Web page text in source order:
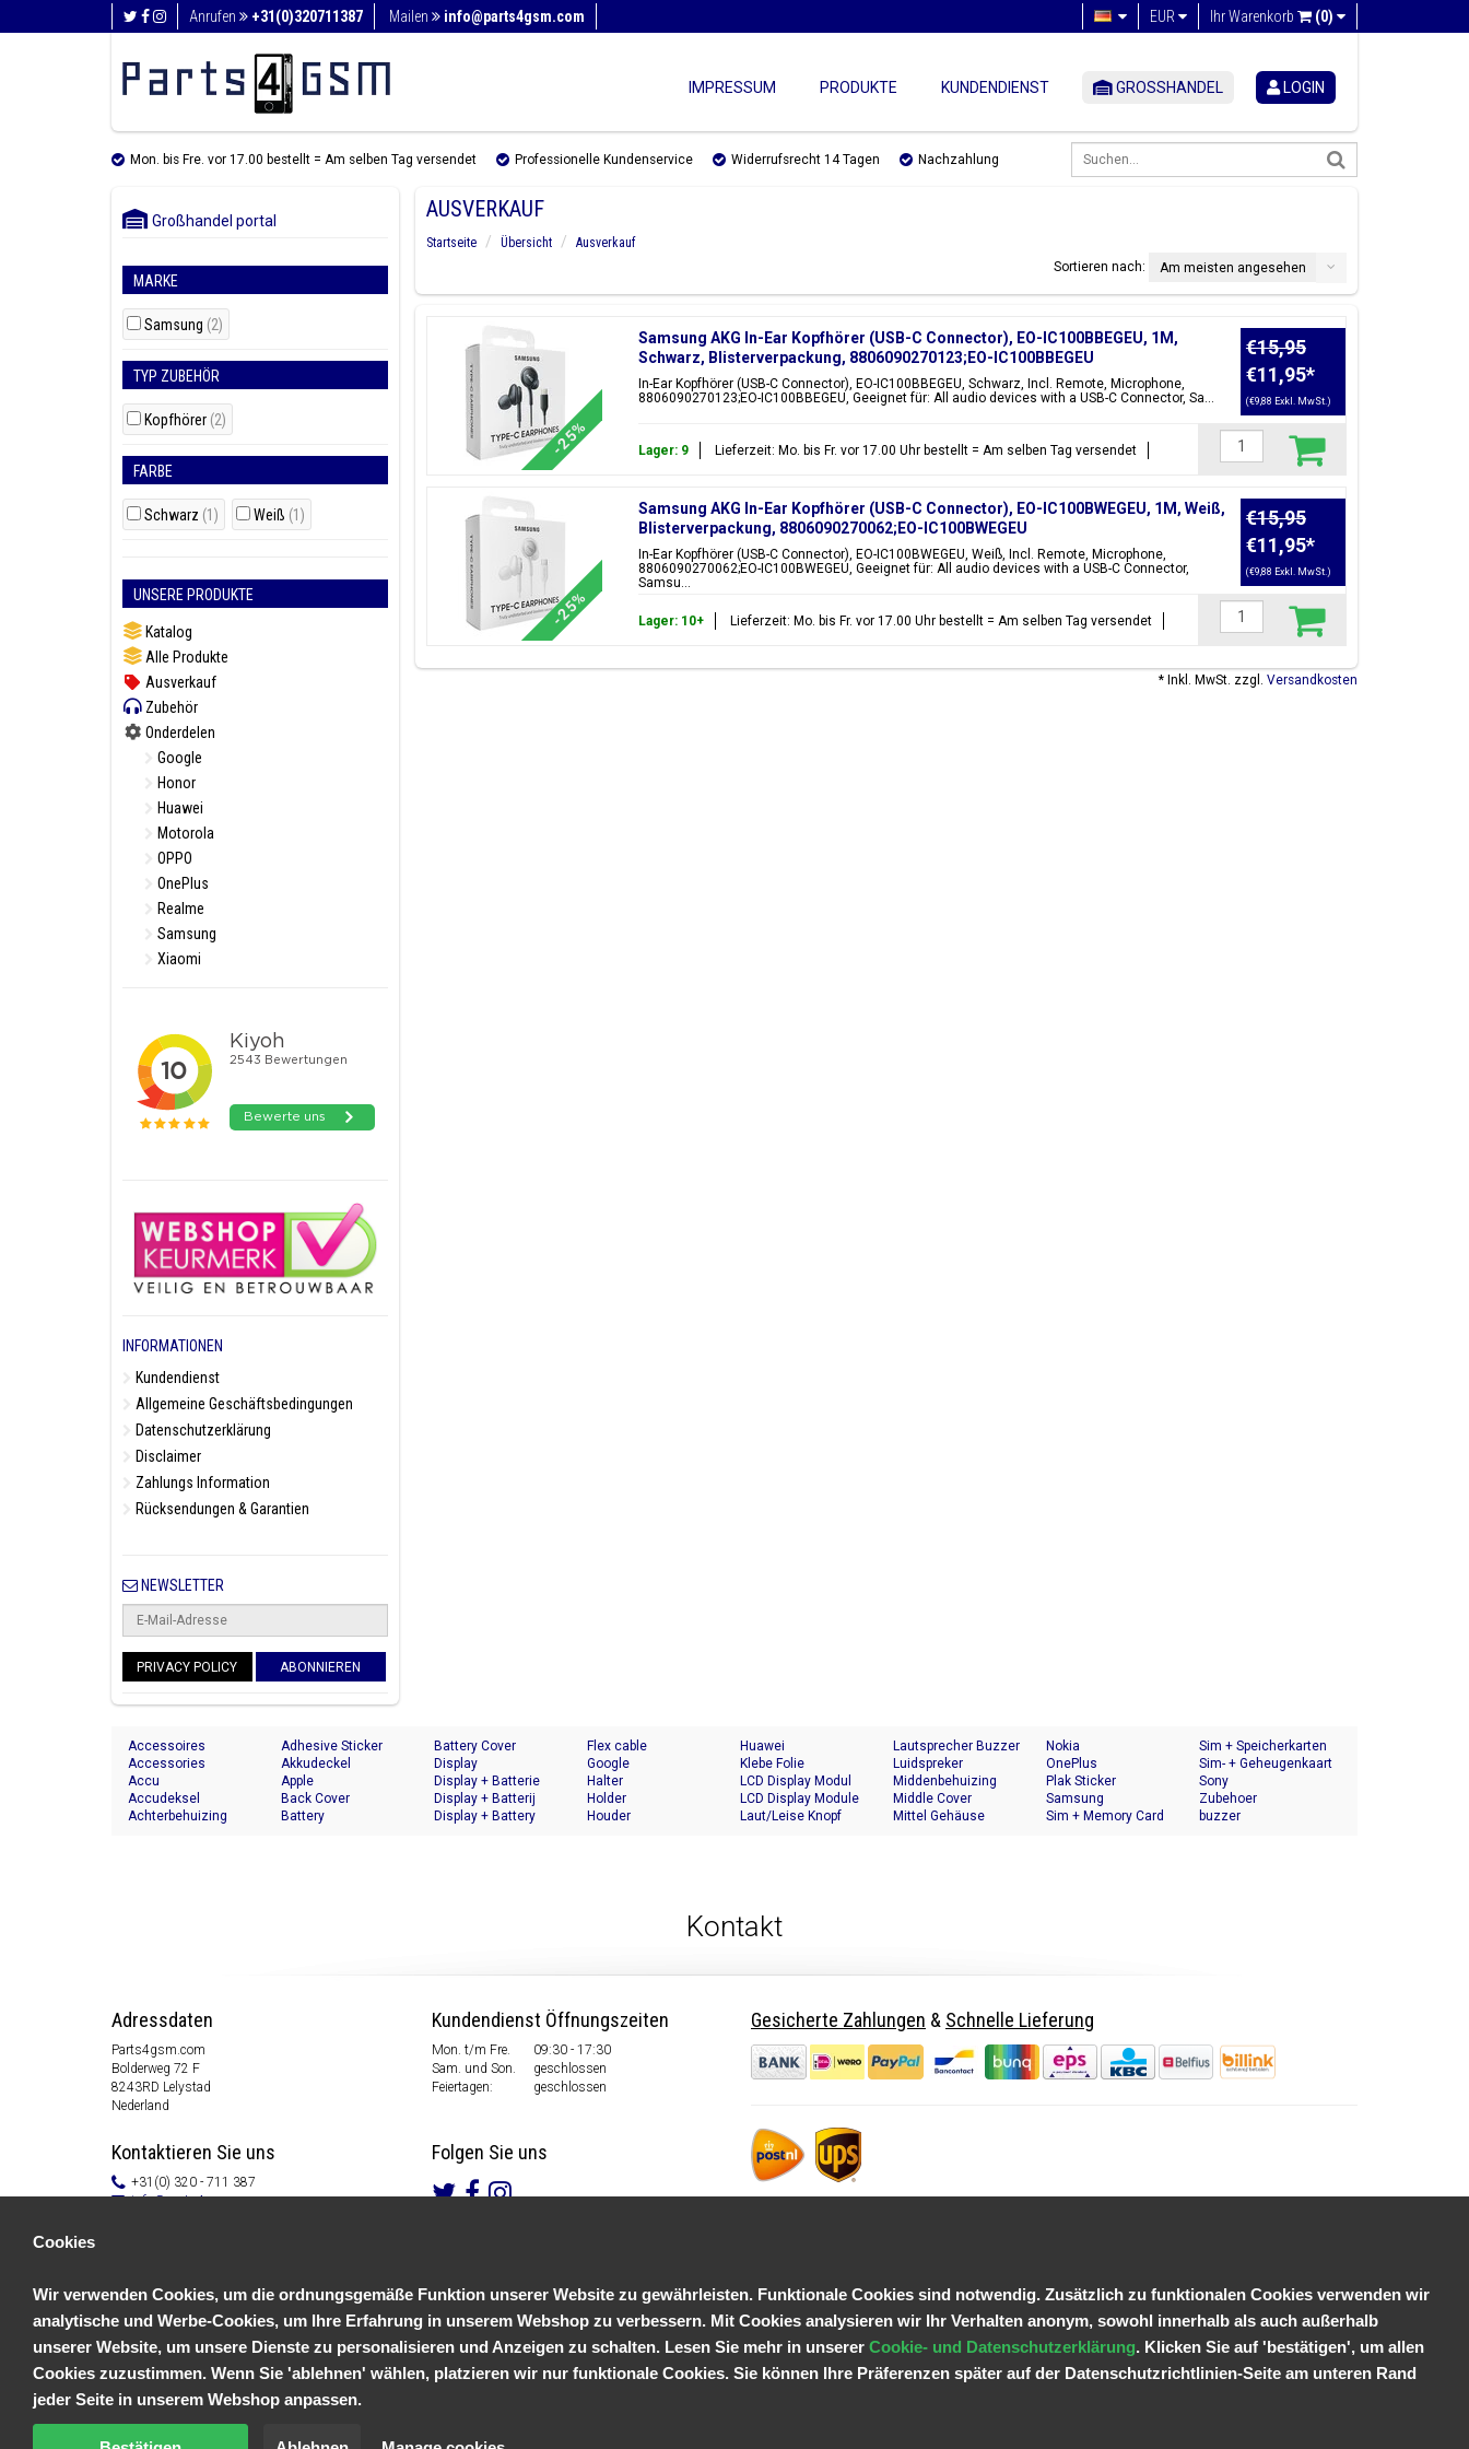
Anrufen +31(0)320711387 Mailen info@parts4gsm.com Ihr Warenkorb (0)
EUR
IMPRESSUM PRODUKTE KUNDENDIENST GROSSHANDEL LOGIN
Mon. bis Fre. vor 17.00 bestellt = Am selben Tag versendet Professionelle Kundenservice Widerrufsrecht 14 Tagen Nachzahlung
Großhandel portal
MARKE
Samsung (2)
TYP ZUBEHÖR
Kopfhörer (2)
FARBE
Schwarz (1) Weiß (1)
UNSERE PRODUKTE
Katalog
Alle Produkte
Ausverkauf
Zubehör
Onderdelen
Google
Honor
Huawei
Motorola
OPPO
OnePlus
Realme
Samsung
Xiaomi
INFORMATIONEN
Kundendienst
Allgemeine Geschäftsbedingungen
Datenschutzerklärung
Disclaimer
Zahlungs Information
Rücksendungen & Garantien
NEWSLETTER
PRIVACY POLICY ABONNIEREN
AUSVERKAUF
Startseite Übersicht
Ausverkauf
Sortieren nach:
Am meisten angesehen
-25%
Samsung AKG In-Ear Kopfhörer (USB-C Connector), EO-IC100BBEGEU, 1M,
Schwarz, Blisterverpackung, 8806090270123;EO-IC100BBEGEU
In-Ear Kopfhörer (USB-C Connector), EO-IC100BBEGEU, Schwarz, Incl. Remote, Microphone,
8806090270123;EO-IC100BBEGEU, Geeignet für: All audio devices with a USB-C Connector, Sa...
€15,95
€11,95*
(€9,88 Exkl. MwSt.)
Lager: 9 Lieferzeit: Mo. bis Fr. vor 17.00 Uhr bestellt = Am selben Tag versendet
-25%
Samsung AKG In-Ear Kopfhörer (USB-C Connector), EO-IC100BWEGEU, 1M, Weiß,
Blisterverpackung, 8806090270062;EO-IC100BWEGEU
In-Ear Kopfhörer (USB-C Connector), EO-IC100BWEGEU, Weiß, Incl. Remote, Microphone,
8806090270062;EO-IC100BWEGEU, Geeignet für: All audio devices with a USB-C Connector,
Samsu...
€15,95
€11,95*
(€9,88 Exkl. MwSt.)
Lager: 10+ Lieferzeit: Mo. bis Fr. vor 17.00 Uhr bestellt = Am selben Tag versendet
* Inkl. MwSt. zzgl. Versandkosten
Accessoires
Accessories
Accu
Accudeksel
Achterbehuizing
Adhesive Sticker
Akkudeckel
Apple
Back Cover
Battery
Battery Cover
Display
Display + Batterie
Display + Batterij
Display + Battery
Flex cable
Google
Halter
Holder
Houder
Huawei
Klebe Folie
LCD Display Modul
LCD Display Module
Laut/Leise Knopf
Lautsprecher Buzzer
Luidspreker
Middenbehuizing
Middle Cover
Mittel Gehäuse
Nokia
OnePlus
Plak Sticker
Samsung
Sim + Memory Card
Sim + Speicherkarten
Halter
Sim- + Geheugenkaart
Houder
Sony
Zubehoer
buzzer
Kontakt
Adressdaten
Parts4gsm.com
Bolderweg 72 F
8243RD Lelystad
Nederland
Kontaktieren Sie uns
+31(0) 320 - 711 387
info@parts4gsm.com
Kundendienst
Allgemeine Geschäftsbedingungen
Disclaimer
Zahlungs Information
Kundendienst Öffnungszeiten
Mon. t/m Fre.
09:30 - 17:30
Sam. und Son.
geschlossen
Feiertagen:
geschlossen
Folgen Sie uns
Gesicherte Zahlungen & Schnelle Lieferung
Cookies
Wir verwenden Cookies, um die ordnungsgemäße Funktion unserer Website zu gewährleisten. Funktionale Cookies sind notwendig. Zusätzlich zu funktionalen Cookies verwenden wir
analytische und Werbe-Cookies, um Ihre Erfahrung in unserem Webshop zu verbessern. Mit Cookies analysieren wir Ihr Verhalten anonym, sowohl innerhalb als auch außerhalb
unserer Website, um unsere Dienste zu personalisieren und Anzeigen zu schalten. Lesen Sie mehr in unserer Cookie- und Datenschutzerklärung. Klicken Sie auf 'bestätigen', um allen
Cookies zuzustimmen. Wenn Sie 'ablehnen' wählen, platzieren wir nur funktionale Cookies. Sie können Ihre Präferenzen später auf der Datenschutzrichtlinien-Seite am unteren Rand
jeder Seite in unserem Webshop anpassen.